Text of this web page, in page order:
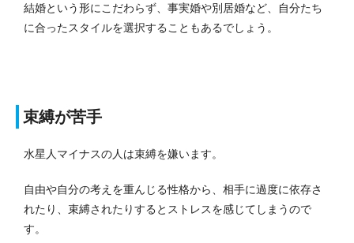
結婚という形にこだわらず、事実婚や別居婚など、自分たち
に合ったスタイルを選択することもあるでしょう。
束縛が苦手
水星人マイナスの人は束縛を嫌います。
自由や自分の考えを重んじる性格から、相手に過度に依存さ
れたり、束縛されたりするとストレスを感じてしまうので
す。